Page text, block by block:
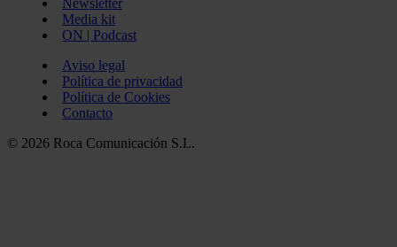
Newsletter
Media kit
ON | Podcast
Aviso legal
Política de privacidad
Política de Cookies
Contacto
© 2026 Roca Comunicación S.L.